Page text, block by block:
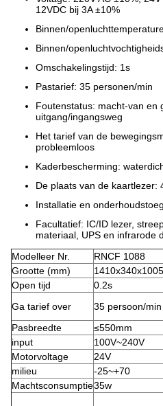
12VDC bij 3A ±10%
Binnen/
Binnen/
Omschakelingstijd: 1s
Pastarief: 35 personen/min
Foutenstatus: macht-van en
uitgang/ingangsweg
Het tarief van de
probleemloos
Kaderbescherming:
De plaats van de kaartlezer:
Installatie en
Facultatief: IC/ID lezer,
materiaal, UPS en infrarode
Modelleer Nr.
RNCF 1088
Grootte (mm)
1410x340x1005
Open tijd
0.2s
Ga tarief over
35 persoon/min
Pasbreedte
≤550mm
input
100V~240V
Motorvoltage
24V
milieu
-25~+70
Machtsconsumptie35w